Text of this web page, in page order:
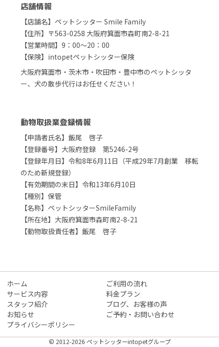
店舗情報
【店舗名】ペットシッター Smile Family
【住所】〒563-0258 大阪府箕面市森町南2-8-21
【営業時間】9：00～20：00
【保険】intopetペットシッター保険
大阪府箕面市・茨木市・吹田市・豊中市のペットシッタ
ー、犬の散歩代行はお任せください！
動物取扱業登録情報
【申請者氏名】飯尾 啓子
【登録番号】大阪府登録 第5246-2号
【登録年月日】令和8年6月11日（平成29年7月創業 移転
のため新規登録）
【有効期間の末日】令和13年6月10日
【種別】保管
【名称】ペットシッターSmileFamily
【所在地】大阪府箕面市森町南2-8-21
【動物取扱責任者】飯尾 啓子
ホーム
ご利用の流れ
サービス内容
料金プラン
スタッフ紹介
ブログ、お客様の声
お知らせ
ご予約・お問い合わせ
プライバシーポリシー
© 2012-2026 ペットシッターintopetグループ